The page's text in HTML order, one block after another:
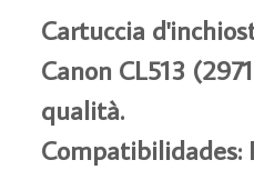
Cartuccia
Canon CL513
qualità.
Compatibilidades: